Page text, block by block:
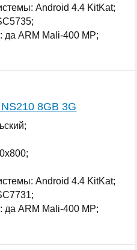
Android 4.4 KitKat;
да ARM Mali-400 MP;
8GB 3G
Android 4.4 KitKat;
да ARM Mali-400 MP;